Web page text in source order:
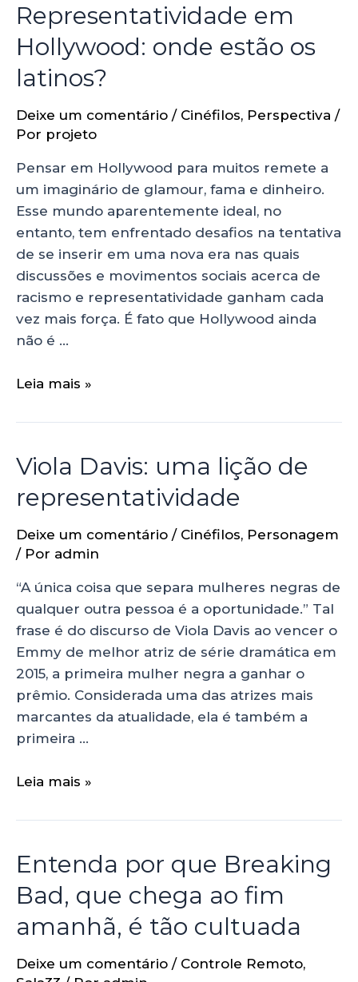
Representatividade em
Hollywood: onde estão os
latinos?
Deixe um comentário / Cinéfilos, Perspectiva /
Por projeto
Pensar em Hollywood para muitos remete a
um imaginário de glamour, fama e dinheiro.
Esse mundo aparentemente ideal, no
entanto, tem enfrentado desafios na tentativa
de se inserir em uma nova era nas quais
discussões e movimentos sociais acerca de
racismo e representatividade ganham cada
vez mais força. É fato que Hollywood ainda
não é …
Leia mais »
Viola Davis: uma lição de
representatividade
Deixe um comentário / Cinéfilos, Personagem
/ Por admin
“A única coisa que separa mulheres negras de
qualquer outra pessoa é a oportunidade.” Tal
frase é do discurso de Viola Davis ao vencer o
Emmy de melhor atriz de série dramática em
2015, a primeira mulher negra a ganhar o
prêmio. Considerada uma das atrizes mais
marcantes da atualidade, ela é também a
primeira …
Leia mais »
Entenda por que Breaking
Bad, que chega ao fim
amanhã, é tão cultuada
Deixe um comentário / Controle Remoto,